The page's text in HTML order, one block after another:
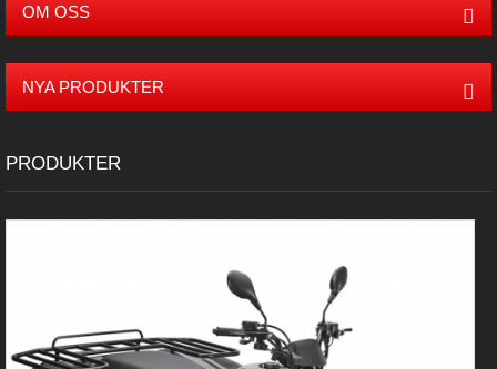
OM OSS
NYA PRODUKTER
PRODUKTER